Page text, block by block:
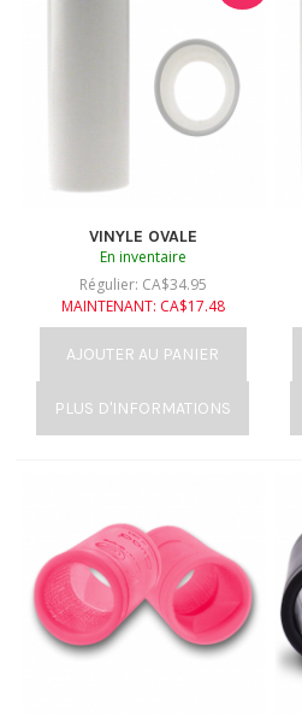
VINYLE OVALE
En inventaire
Régulier: CA$34.95
MAINTENANT: CA$17.48
AJOUTER AU PANIER
PLUS D'INFORMATIONS